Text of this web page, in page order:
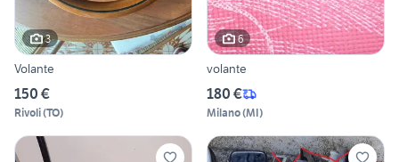
3
Volante
150 €
Rivoli(TO)
6
volante
180 €
Milano(MI)